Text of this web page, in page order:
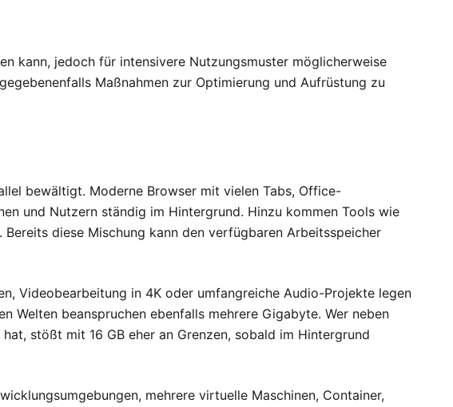
kann, jedoch für intensivere Nutzungsmuster möglicherweise
Maßnahmen zur Optimierung und Aufrüstung zu
bewältigt. Moderne Browser mit vielen Tabs, Office-
und Nutzern ständig im Hintergrund. Hinzu kommen Tools wie
diese Mischung kann den verfügbaren Arbeitsspeicher
Videobearbeitung in 4K oder umfangreiche Audio-Projekte legen
Welten beanspruchen ebenfalls mehrere Gigabyte. Wer neben
stößt mit 16 GB eher an Grenzen, sobald im Hintergrund
mehrere virtuelle Maschinen, Container,